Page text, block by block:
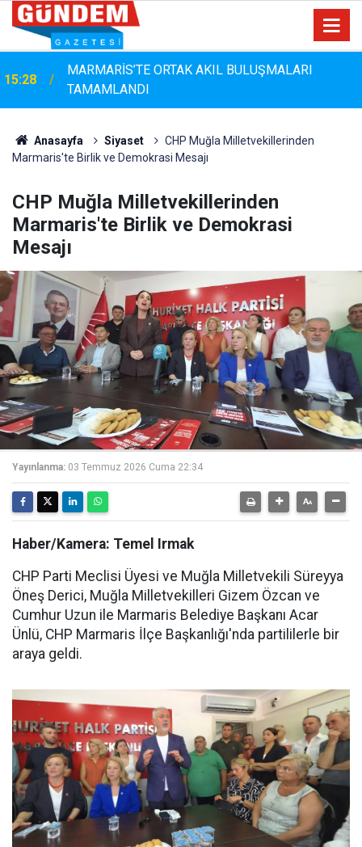
14:44
Marmaris'te Çam Ağaçlarına Güvenli Dokunuş:
Budama Çalışmaları Sürüyor
Anasayfa Siyaset
CHP Muğla Milletvekillerinden
Marmaris'te Birlik ve Demokrasi Mesajı
CHP Muğla Milletvekillerinden
Marmaris'te Birlik ve Demokrasi
Mesajı
Yayınlanma: 03 Temmuz 2026 Cuma 22:34
Haber/Kamera: Temel Irmak
CHP Parti Meclisi Üyesi ve Muğla Milletvekili Süreyya
Öneş Derici, Muğla Milletvekilleri Gizem Özcan ve
Cumhur Uzun ile Marmaris Belediye Başkanı Acar
Ünlü, CHP Marmaris İlçe Başkanlığı'nda partililerle bir
araya geldi.